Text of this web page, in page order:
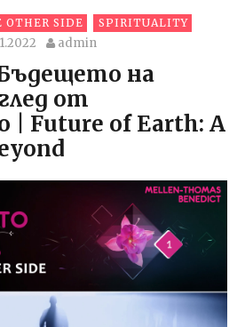
OTHER SIDE
SPIRITUALITY
admin
на
от
Future of Earth: A